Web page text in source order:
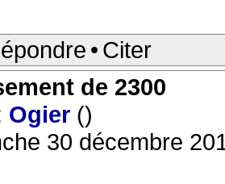
• Citer
de 2300
Ogier ()
30 décembre